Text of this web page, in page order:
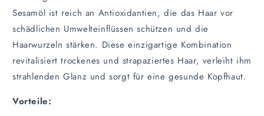
Olivenöl
Olivenöl
Sesamöl ist reich an Antioxidantien, die das Haar vor
schädlichen Umwelteinflüssen schützen und die
Haarwurzeln stärken. Diese einzigartige Kombination
revitalisiert trockenes und strapaziertes Haar, verleiht ihm
strahlenden Glanz und sorgt für eine gesunde Kopfhaut.
Vorteile: